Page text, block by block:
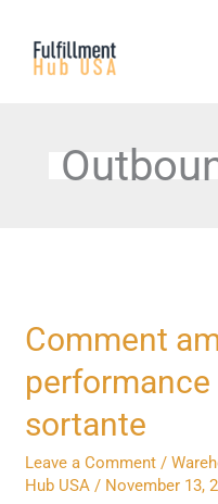
content
Comment
sortante
Leave a Comment /
Hub USA / November 13,
Comment
améliorer
la
performance
de
la
logistique